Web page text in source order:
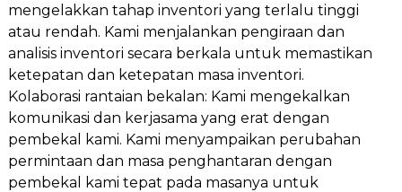
mengelakkan tahap inventori yang terlalu tinggi
atau rendah. Kami menjalankan pengiraan dan
analisis inventori secara berkala untuk memastikan
ketepatan dan ketepatan masa inventori.
Kolaborasi rantaian bekalan: Kami mengekalkan
komunikasi dan kerjasama yang erat dengan
pembekal kami. Kami menyampaikan perubahan
permintaan dan masa penghantaran dengan
pembekal kami tepat pada masanya untuk